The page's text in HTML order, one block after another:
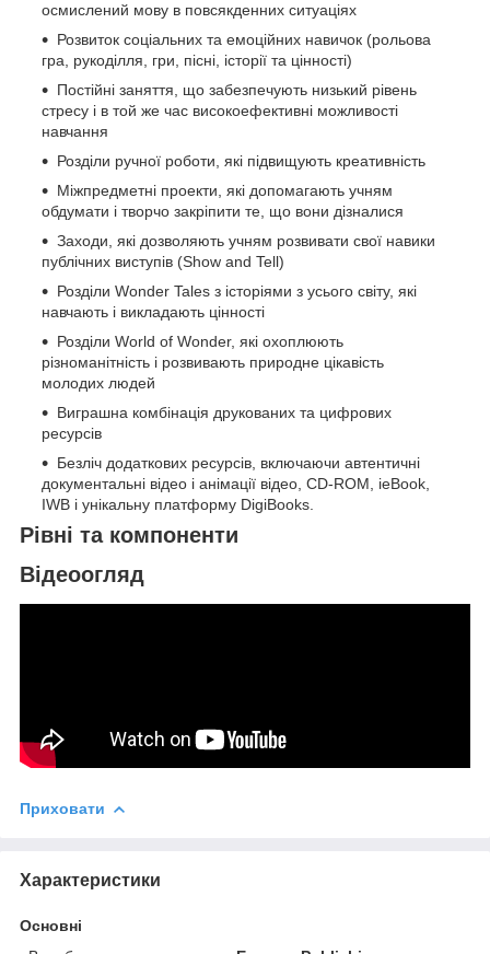
осмислений мову в повсякденних ситуаціях
Розвиток соціальних та емоційних навичок (рольова
гра, рукоділля, гри, пісні, історії та цінності)
Постійні заняття, що забезпечують низький рівень
стресу і в той же час високоефективні можливості
навчання
Розділи ручної роботи, які підвищують креативність
Міжпредметні проекти, які допомагають учням
обдумати і творчо закріпити те, що вони дізналися
Заходи, які дозволяють учням розвивати свої навики
публічних виступів (Show and Tell)
Розділи Wonder Tales з історіями з усього світу, які
навчають і викладають цінності
Розділи World of Wonder, які охоплюють
різноманітність і розвивають природне цікавість
молодих людей
Виграшна комбінація друкованих та цифрових
ресурсів
Безліч додаткових ресурсів, включаючи автентичні
документальні відео і анімації відео, CD-ROM, ieBook,
IWB і унікальну платформу DigiBooks.
Рівні та компоненти
Відеоогляд
Приховати
Характеристики
Основні